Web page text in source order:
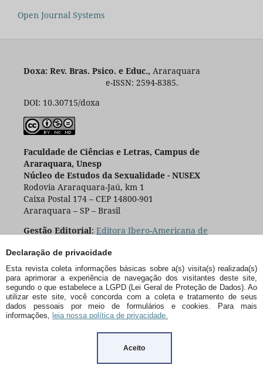
Declaração de privacidade
Esta revista coleta informações básicas sobre a(s) visita(s) realizada(s)
para aprimorar a experiência de navegação dos visitantes deste site,
segundo o que estabelece a LGPD (Lei Geral de Proteção de Dados). Ao
utilizar este site, você concorda com a coleta e tratamento de seus
dados pessoais por meio de formulários e cookies. Para mais
informações, leia nossa política de privacidade.
Aceito
Open Journal Systems
Doxa: Rev. Bras. Psico. e Educ., Araraquara
e-ISSN: 2594-8385.
DOI: 10.30715/doxa
Faculdade de Ciências e Letras, Campus de
Araraquara, Unesp
Núcleo de Estudos da Sexualidade - NUSEX
Rodovia Araraquara-Jaú, km 1
Caixa Postal 174 – CEP 14800-901
Araraquara – SP – Brasil
Gestão Editorial: Editora Ibero-Americana de